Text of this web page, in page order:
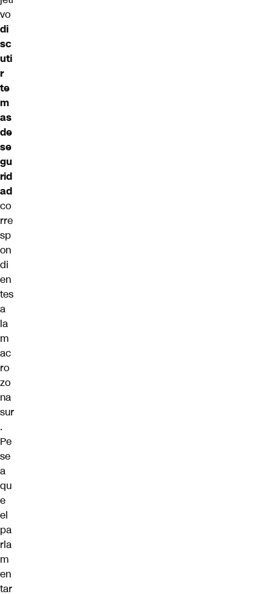
vo
di
sc
uti
r
te
m
as
de
se
gu
rid
ad
co
rre
sp
on
di
en
tes
a
la
m
ac
ro
zo
na
sur
.
Pe
se
a
qu
e
el
pa
rla
m
en
tar